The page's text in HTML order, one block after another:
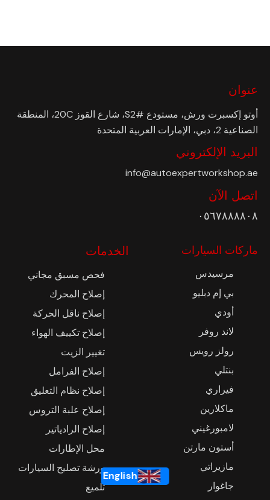
English
عنوان
أوتو إكسبرت ورش، مستودع #S2، شارع القوز 20C، المنطقة
الصناعية 2، دبي، الإمارات العربية المتحدة
البريد الإلكتروني
info@autoexpertworkshop.ae
اتصل الآن
٠٥٦٧٨٨٨٨٠٨
ماركات السيارات
مرسيدس
بي إم دبليو
أودي
لاند روفر
رولز رويس
بنتلي
فيراري
ماكلارين
لامبورغيني
أستون مارتن
مازيراتي
جاغوار
الخدمات
فحص مسبق مجاني
إصلاح المحرك
إصلاح ناقل الحركة
إصلاح تكييف الهواء
تغيير الزيت
إصلاح الفرامل
إصلاح نظام التعليق
إصلاح علبة التروس
إصلاح الرادياتير
محل الإطارات
ورشة تصليح السيارات
تلميع